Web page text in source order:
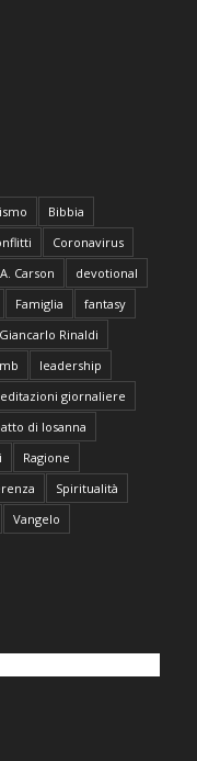
Bibbia
Coronavirus
Carson
devotional
Famiglia
fantasy
Giancarlo Rinaldi
leadership
giornaliere
di losanna
Ragione
Spiritualità
Vangelo